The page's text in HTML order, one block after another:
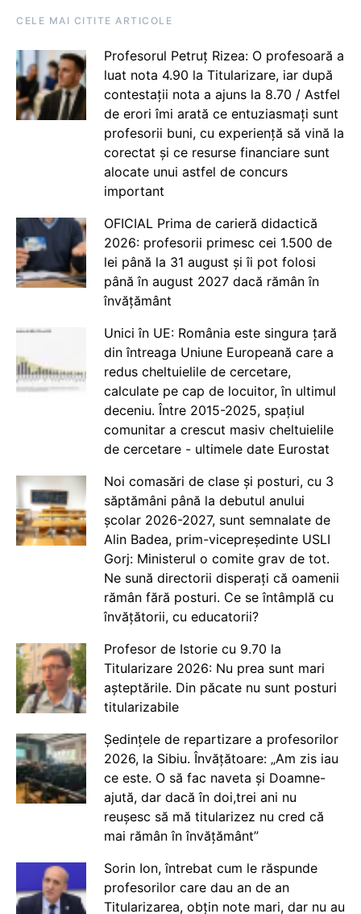
CELE MAI CITITE ARTICOLE
Profesorul Petruț Rizea: O profesoară a
luat nota 4.90 la Titularizare, iar după
contestații nota a ajuns la 8.70 / Astfel
de erori îmi arată ce entuziasmați sunt
profesorii buni, cu experiență să vină la
corectat și ce resurse financiare sunt
alocate unui astfel de concurs
important
OFICIAL Prima de carieră didactică
2026: profesorii primesc cei 1.500 de
lei până la 31 august și îi pot folosi
până în august 2027 dacă rămân în
învățământ
Unici în UE: România este singura țară
din întreaga Uniune Europeană care a
redus cheltuielile de cercetare,
calculate pe cap de locuitor, în ultimul
deceniu. Între 2015-2025, spațiul
comunitar a crescut masiv cheltuielile
de cercetare - ultimele date Eurostat
Noi comasări de clase și posturi, cu 3
săptămâni până la debutul anului
școlar 2026-2027, sunt semnalate de
Alin Badea, prim-vicepreședinte USLI
Gorj: Ministerul o comite grav de tot.
Ne sună directorii disperați că oamenii
rămân fără posturi. Ce se întâmplă cu
învățătorii, cu educatorii?
Profesor de Istorie cu 9.70 la
Titularizare 2026: Nu prea sunt mari
așteptările. Din păcate nu sunt posturi
titularizabile
Ședințele de repartizare a profesorilor
2026, la Sibiu. Învățătoare: „Am zis iau
ce este. O să fac naveta și Doamne-
ajută, dar dacă în doi,trei ani nu
reușesc să mă titularizez nu cred că
mai rămân în învățământ”
Sorin Ion, întrebat cum le răspunde
profesorilor care dau an de an
Titularizarea, obțin note mari, dar nu au